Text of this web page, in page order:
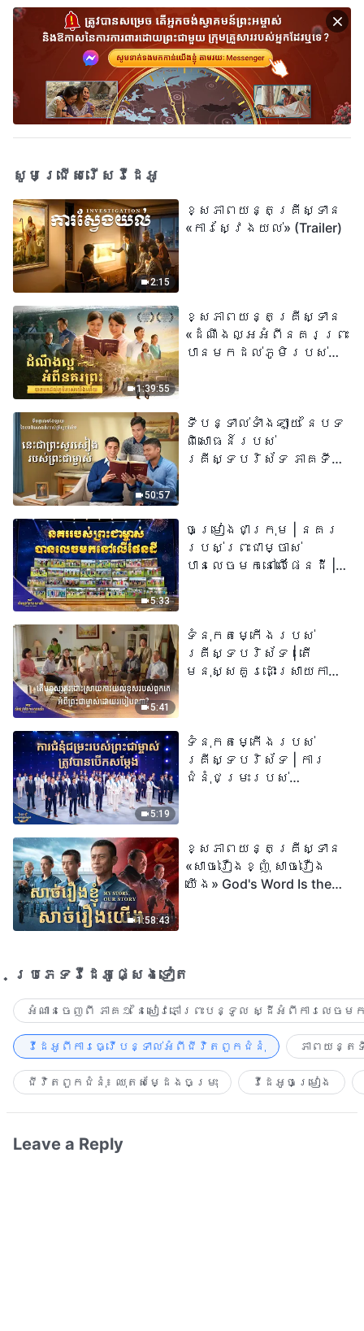
សូមជ្រើសរើសវីដេអូ
2:15
ខ្សែភាពយន្តគ្រីស្ទាន
«ការស្វែងយល់» (Trailer)
1:39:55
ខ្សែភាពយន្តគ្រីស្ទាន
«ដំណឹងល្អអំពីនគរព្រះ
បានមកដល់​ភូមិរបស់
50:57
ទីបន្ទាល់ទាំងឡាយ នៃបទ
ពិសោធន៍របស់
គ្រីស្ទបរិស័ទ ភាគទី
5:33
ចម្រៀងជាក្រុម | នគរ
របស់ព្រះជាម្ចាស់
បានលេចមកនៅលើផែនដី |
5:41
ទំនុកតម្កើង​របស់​
គ្រីស្ទបរិស័ទ​ | តើ
មនុស្សគួរដោះស្រាយការ
២០២៦
5:19
ទំនុកតម្កើង​របស់​
គ្រីស្ទបរិស័ទ | ការ
ជំនុំជម្រះរបស់
1:58:43
ខ្សែភាពយន្តគ្រីស្ទាន
«សាច់រឿងខ្ញុំ សាច់រឿង
យើង» God's Word Is the
ប្រភេទ​វីដេអូ​ផ្សេង​ទៀត​
អំណានចេញពី ភាគ១ នៃសៀវភៅព្រះបន្ទូល ស្ដីអំពីការលេច
វីដេអូពីការធ្វើបន្ទាល់អំពីជីវិតពួកជំនុំ ភាពយន្
ជីវិតពួកជំនុំ៖ ឈុតសម្ដែងចម្រុះ វីដេអូចម្រៀង​
Leave a Reply